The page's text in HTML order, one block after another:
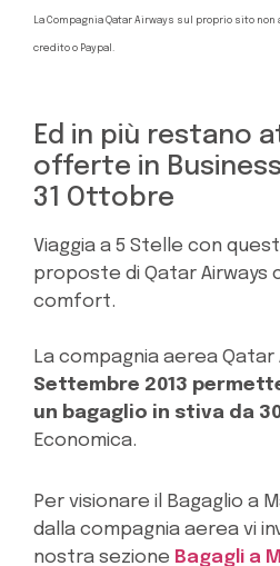
La Compagnia Qatar Airways sul proprio sito
credito o Paypal.
Ed in più restano
offerte in
31 Ottobre
Viaggia a 5 Stelle con
proposte di Qatar Airways
comfort.
La compagnia aerea Qatar
Settembre 2013
un bagaglio in stiva da
Economica.
Per visionare il Bagaglio a
dalla compagnia aerea vi
nostra sezione Bagagli a